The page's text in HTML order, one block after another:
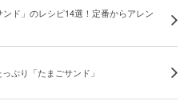
ド」のレシピ14選！定番からアレン
ぷり「たまごサンド」